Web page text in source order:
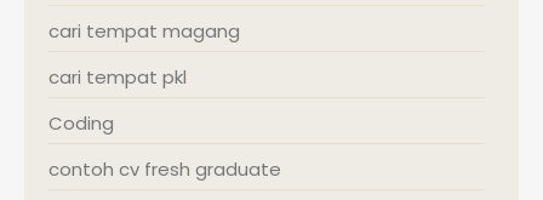
cari tempat magang
cari tempat pkl
Coding
contoh cv fresh graduate